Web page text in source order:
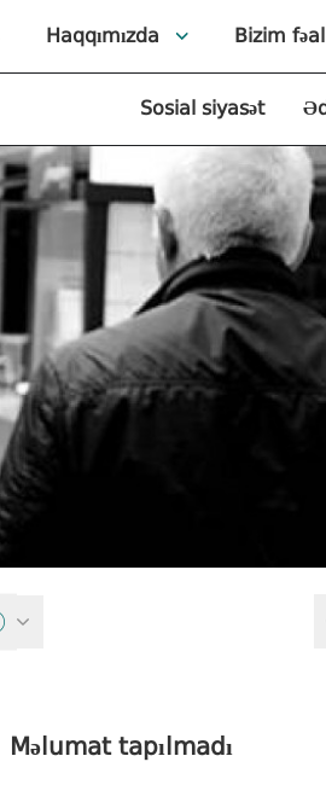
Haqqımızda Bizim
Sosial siyasət
Məlumat tapılmadı